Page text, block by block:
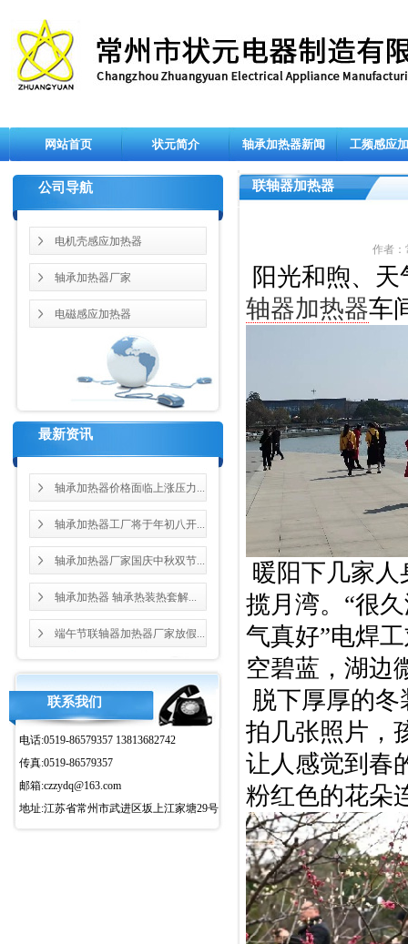
网站首页 状元简介 轴承加热器新闻 工频感应
公司导航
电机壳感应加热器
轴承加热器厂家
电磁感应加热器
最新资讯
轴承加热器价格面临上涨压力...
轴承加热器工厂将于年初八开...
轴承加热器厂家国庆中秋双节...
轴承加热器 轴承热装热套解...
端午节联轴器加热器厂家放假...
联系我们
电话:0519-86579357 13813682742
传真:0519-86579357
邮箱:czzydq@163.com
地址:江苏省常州市武进区坂上江家塘29号
联轴器加热器
作者：
阳光和煦、
轴器加热器车
暖阳下几家
揽月湾。“很
气真好”电焊
空碧蓝，湖边
脱下厚厚的
拍几张照片，
让人感觉到春
粉红色的花朵